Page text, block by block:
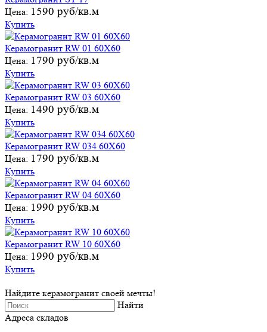
Цена: 1590 руб/кв.м
Купить
Керамогранит RW 01 60Х60
Цена: 1790 руб/кв.м
Купить
Керамогранит RW 03 60Х60
Цена: 1490 руб/кв.м
Купить
Керамогранит RW 034 60Х60
Цена: 1790 руб/кв.м
Купить
Керамогранит RW 04 60Х60
Цена: 1990 руб/кв.м
Купить
Керамогранит RW 10 60Х60
Цена: 1990 руб/кв.м
Купить
Найдите керамогранит своей мечты!
Найти
Адреса складов